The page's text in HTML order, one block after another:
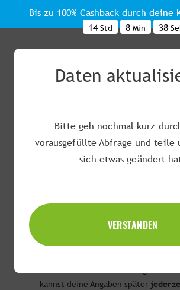
Daten
Bitte geh nochmal kurz
vorausgefüllte Abfrage und teile
sich etwas geändert
VERSTANDEN
Deine
kannst deine Angaben später
Bis zu 100% Cashback durch deine
14Std 8Min 37